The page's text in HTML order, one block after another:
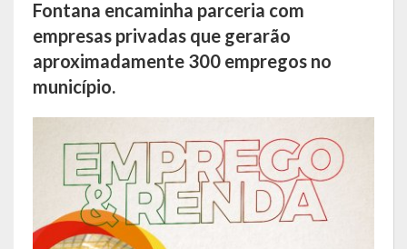
Gabinete do Prefeito Municipal
Procuradoria e Assessoria Jurídica
Coordenadoria do Sistema de Controle Interno
Acompanhamento de Ações e Obras
Secretarias Municipais
Fontana encaminha parceria com
empresas privadas que gerarão
aproximadamente 300 empregos no
município.